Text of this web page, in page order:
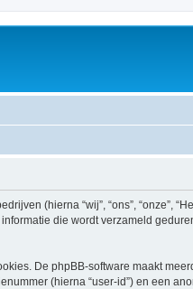
(hierna “wij”, “ons”, “onze”,
informatie die wordt verzameld
De phpBB-software maakt
(hierna “user-id”) en een